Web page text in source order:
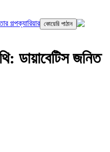
গল্পক্যারিয়ার কোয়েরি পাঠান
ডায়াবেটিস জনিত